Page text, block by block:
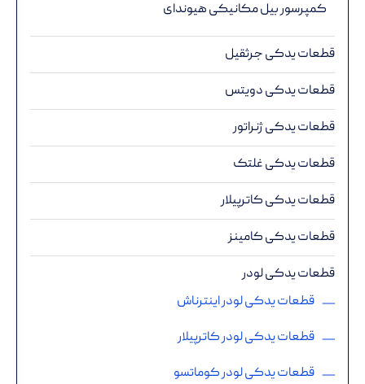
کمپرسور بیل مکانیکی هیوندای
قطعات یدکی جرثقیل
قطعات یدکی دویتس
قطعات یدکی ژنراتور
قطعات یدکی غلتک
قطعات یدکی کاترپیلار
قطعات یدکی کامینز
قطعات یدکی لودر
قطعات یدکی لودر اینترناش
قطعات یدکی لودر کاترپیلار
قطعات یدکی لودر کوماتسو